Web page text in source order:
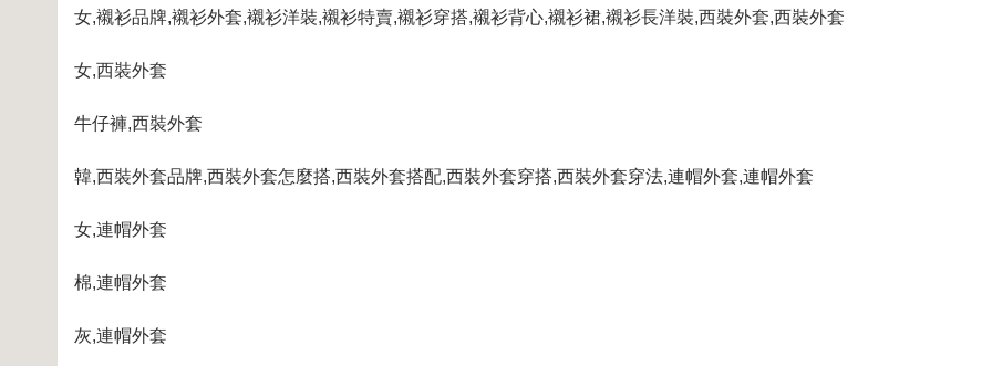
女,襯衫品牌,襯衫外套,襯衫洋裝,襯衫特賣,襯衫穿搭,襯衫背心,襯衫裙,襯衫長洋裝,西裝外套,西裝外套
女,西裝外套
牛仔褲,西裝外套
韓,西裝外套品牌,西裝外套怎麼搭,西裝外套搭配,西裝外套穿搭,西裝外套穿法,連帽外套,連帽外套
女,連帽外套
棉,連帽外套
灰,連帽外套